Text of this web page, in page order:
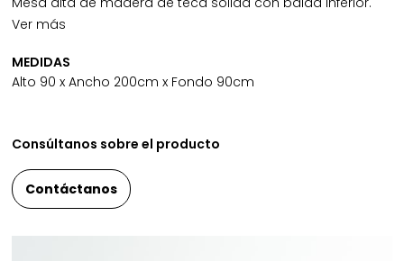
Ver más
MEDIDAS
Alto 90 x Ancho 200cm x Fondo 90cm
Consúltanos sobre el producto
Contáctanos